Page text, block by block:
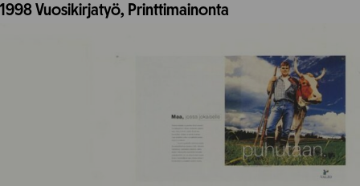
1998Vuosikirjatyö, Printtimainonta